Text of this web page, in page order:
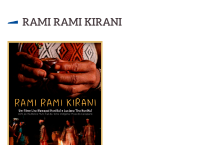
RAMI RAMI KIRANI